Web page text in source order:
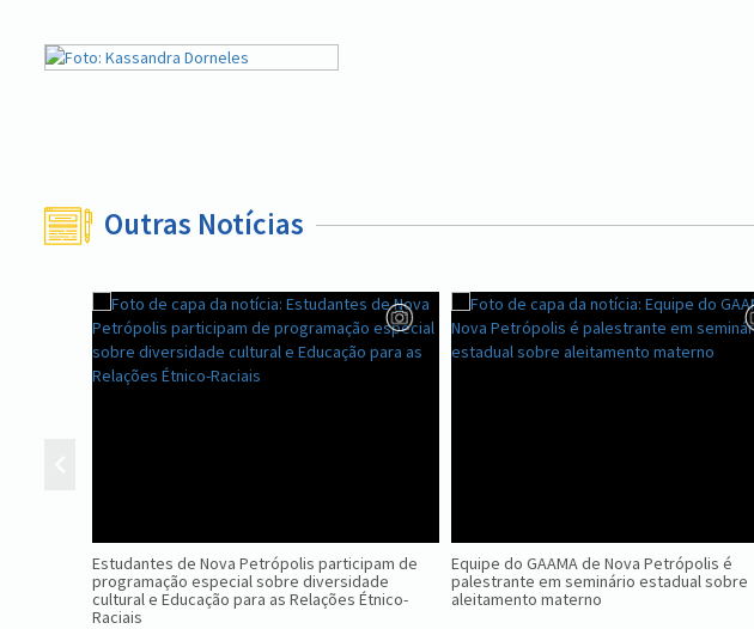
Outras Notícias
Estudantes de Nova Petrópolis participam de
programação especial sobre diversidade
cultural e Educação para as Relações Étnico-
Raciais
Equipe do GAAMA de Nova Petrópolis é
palestrante em seminário estadual sobre
aleitamento materno